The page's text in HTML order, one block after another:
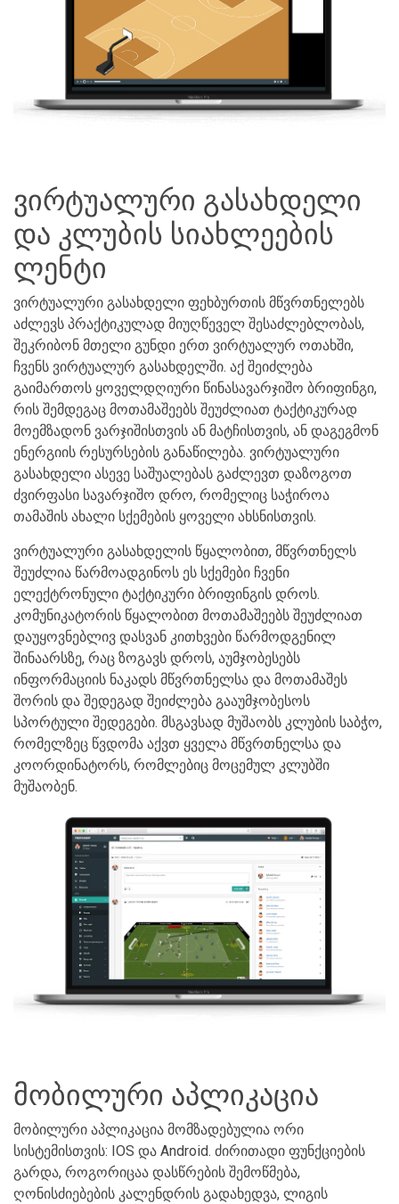
ვირტუალური გასახდელი
და კლუბის სიახლეების
ლენტი
ვირტუალური გასახდელი ფეხბურთის მწვრთნელებს
აძლევს პრაქტიკულად მიუღწეველ შესაძლებლობას,
შეკრიბონ მთელი გუნდი ერთ ვირტუალურ ოთახში,
ჩვენს ვირტუალურ გასახდელში. აქ შეიძლება
გაიმართოს ყოველდღიური წინასავარჯიშო ბრიფინგი,
რის შემდეგაც მოთამაშეებს შეუძლიათ ტაქტიკურად
მოემზადონ ვარჯიშისთვის ან მატჩისთვის, ან დაგეგმონ
ენერგიის რესურსების განაწილება. ვირტუალური
გასახდელი ასევე საშუალებას გაძლევთ დაზოგოთ
ძვირფასი სავარჯიშო დრო, რომელიც საჭიროა
თამაშის ახალი სქემების ყოველი ახსნისთვის.
ვირტუალური გასახდელის წყალობით, მწვრთნელს
შეუძლია წარმოადგინოს ეს სქემები ჩვენი
ელექტრონული ტაქტიკური ბრიფინგის დროს.
კომუნიკატორის წყალობით მოთამაშეებს შეუძლიათ
დაუყოვნებლივ დასვან კითხვები წარმოდგენილ
შინაარსზე, რაც ზოგავს დროს, აუმჯობესებს
ინფორმაციის ნაკადს მწვრთნელსა და მოთამაშეს
შორის და შედეგად შეიძლება გააუმჯობესოს
სპორტული შედეგები. მსგავსად მუშაობს კლუბის საბჭო,
რომელზეც წვდომა აქვთ ყველა მწვრთნელსა და
კოორდინატორს, რომლებიც მოცემულ კლუბში
მუშაობენ.
მობილური აპლიკაცია
მობილური აპლიკაცია მომზადებულია ორი
სისტემისთვის: IOS და Android. ძირითადი ფუნქციების
გარდა, როგორიცაა დასწრების შემოწმება,
ღონისძიებების კალენდრის გადახედვა, ლიგის